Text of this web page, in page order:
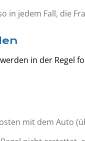
in jedem Fall, die
in der Regel
mit dem Auto